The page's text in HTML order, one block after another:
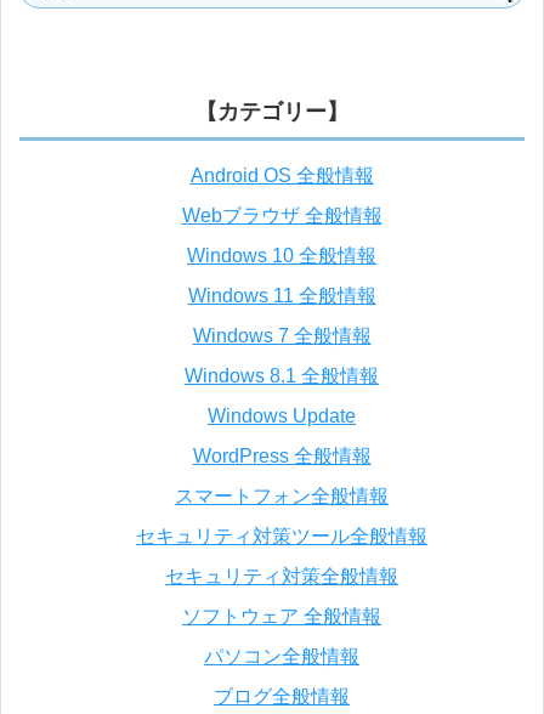
【カテゴリー】
Android OS 全般情報
Webブラウザ 全般情報
Windows 10 全般情報
Windows 11 全般情報
Windows 7 全般情報
Windows 8.1 全般情報
Windows Update
WordPress 全般情報
スマートフォン全般情報
セキュリティ対策ツール全般情報
セキュリティ対策全般情報
ソフトウェア 全般情報
パソコン全般情報
ブログ全般情報